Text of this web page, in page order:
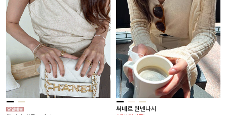
써네르 린넨나시